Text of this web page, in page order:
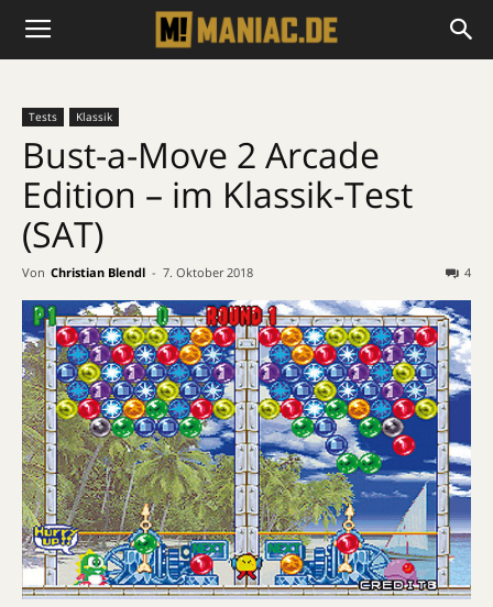
Tests Klassik
Bust-a-Move 2 Arcade
Edition – im Klassik-Test
(SAT)
Von Christian Blendl - 7. Oktober 2018 4